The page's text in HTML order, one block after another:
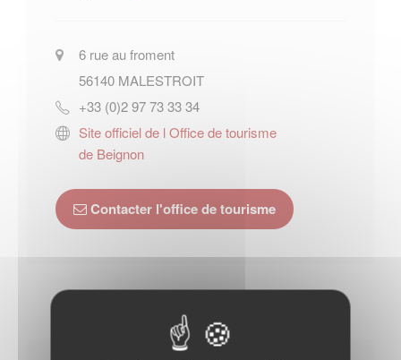
6 rue au froment
56140 MALESTROIT
+33 (0)2 97 73 33 34
Site officiel de l Office de tourisme
de Beignon
Contacter l'office de tourisme